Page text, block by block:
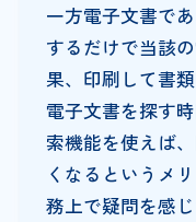
一方電子文書で
するだけで当該
果、印刷して書
電子文書を探す
索機能を使えば
くなるというメ
務上で疑問を感